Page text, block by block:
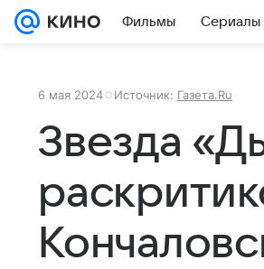
Фильмы Сериалы
6 мая 2024 Источник: Газета.Ru
Звезда